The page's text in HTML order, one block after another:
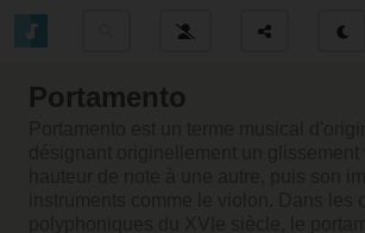
Portamento